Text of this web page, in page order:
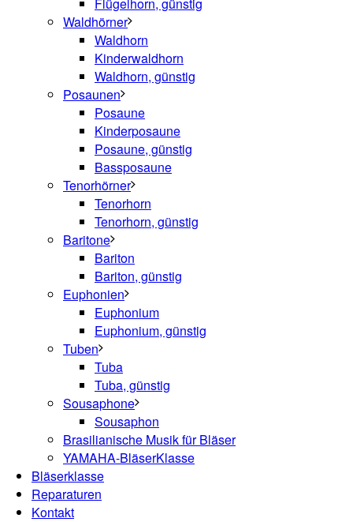
Waldhörner
Waldhorn
Kinderwaldhorn
Waldhorn, günstig
Posaunen
Posaune
Kinderposaune
Posaune, günstig
Bassposaune
Tenorhörner
Tenorhorn
Tenorhorn, günstig
Baritone
Bariton
Bariton, günstig
Euphonien
Euphonium
Euphonium, günstig
Tuben
Tuba
Tuba, günstig
Sousaphone
Sousaphon
Brasilianische Musik für Bläser
YAMAHA-BläserKlasse
Bläserklasse
Reparaturen
Kontakt